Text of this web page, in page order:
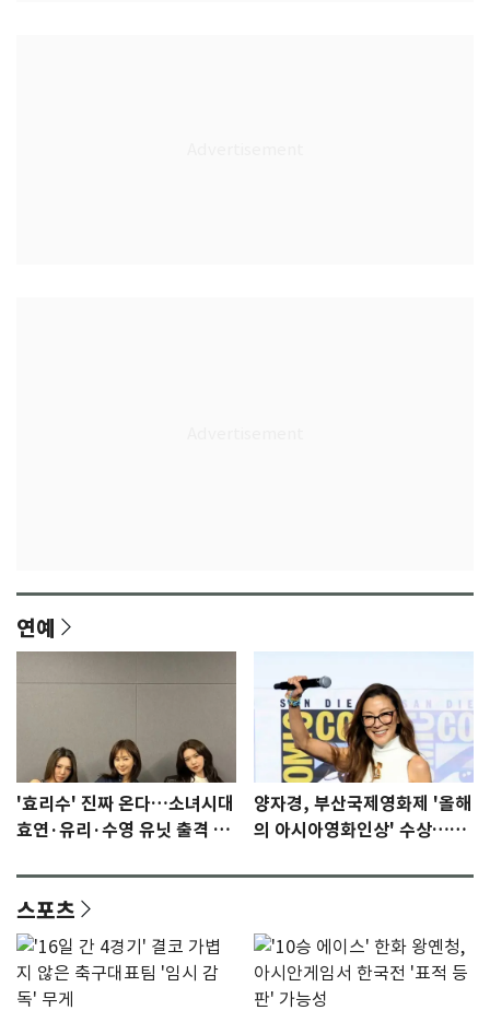
연예
'효리수' 진짜 온다…소녀시대
효연·유리·수영 유닛 출격 [N
양자경, 부산국제영화제 '올해
의 아시아영화인상' 수상…15
스포츠